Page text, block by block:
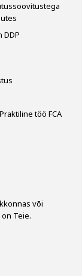
DDP
töö FCA
või
Teie.